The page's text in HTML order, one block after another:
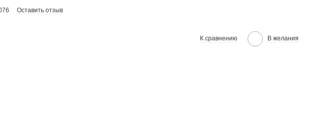
Оставить отзыв
К сравнению В желания